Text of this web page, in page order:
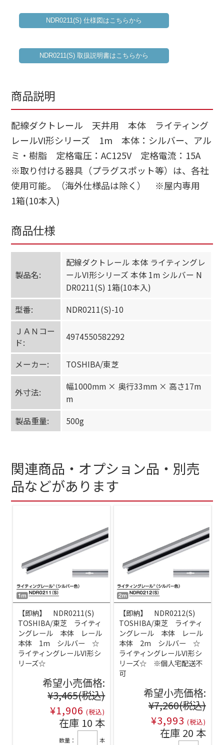
NDR0211(S) 仕様図はこちらから
NDR0211(S) 取扱説明書はこちらから
商品説明
配線ダクトレール 天井用 本体 ライティング
レールVI形シリーズ 1m 本体：シルバー、アル
ミ・樹脂 定格電圧：AC125V 定格電流：15A
※取り付ける器具（プラグスポット等）は、各社
使用可能。（海外仕様品は除く） ※屋内専用
1箱(10本入)
商品仕様
製品名:
配線ダクトレール 本体 ライティングレ
ールVI形シリーズ 本体 1m シルバー N
DR0211(S) 1箱(10本入)
型番:
NDR0211(S)-10
ＪＡＮコー
ド:
4974550582292
メーカー: TOSHIBA/東芝
外寸法:
幅1000mm × 奥行33mm × 高さ17m
m
製品重量:
500g
関連商品・オプション品・別売
品などがあります
【即納】 NDR0211(S)
TOSHIBA/東芝 ライティ
ングレール 本体 レール
本体 1m シルバー ☆
ライティングレールVI形シ
リーズ☆
希望小売価格:
¥3,465(税込)
¥1,906 (税込)
在庫 10 本
数量： 本
【即納】 NDR0212(S)
TOSHIBA/東芝 ライティ
ングレール 本体 レール
本体 2m シルバー ☆
ライティングレールVI形シ
リーズ☆ ※個人宅配送不
可
希望小売価格:
¥7,260(税込)
¥3,993 (税込)
在庫 20 本